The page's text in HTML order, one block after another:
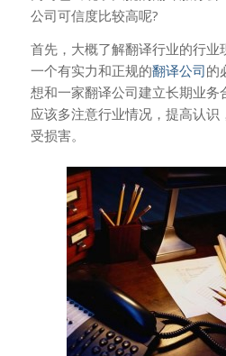
公司可信度比较高呢?
首先，大概了解翻译行业的行业
一个有实力和正规的翻译公司的
想和一家翻译公司建立长期业务
应该多注意行业情况，提高认识
受损害。